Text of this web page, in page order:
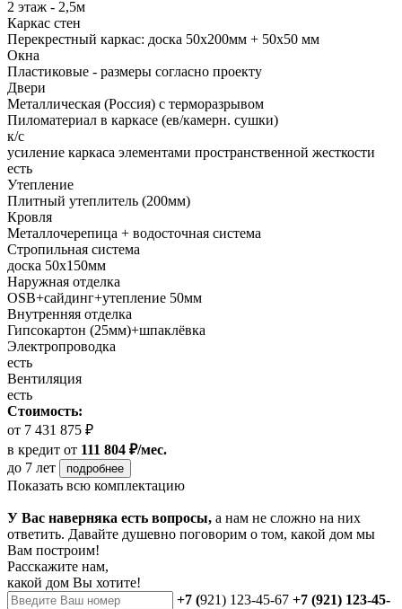
2 этаж - 2,5м
Каркас стен
Перекрестный каркас: доска 50х200мм + 50х50 мм
Окна
Пластиковые - размеры согласно проекту
Двери
Металлическая (Россия) с терморазрывом
Пиломатериал в каркасе (ев/камерн. сушки)
к/с
усиление каркаса элементами пространственной жесткости
есть
Утепление
Плитный утеплитель (200мм)
Кровля
Металлочерепица + водосточная система
Стропильная система
доска 50х150мм
Наружная отделка
OSB+cайдинг+утепление 50мм
Внутренняя отделка
Гипсокартон (25мм)+шпаклёвка
Электропроводка
есть
Вентиляция
есть
Стоимость:
от 7 431 875 ₽
в кредит от 111 804 ₽/мес.
до 7 лет
подробнее
Показать всю комплектацию
У Вас наверняка есть вопросы, а нам не сложно на них
ответить. Давайте душевно поговорим о том, какой дом мы
Вам построим!
Расскажите нам,
какой дом Вы хотите!
+7 (921) 123-45-67 +7 (921) 123-45-